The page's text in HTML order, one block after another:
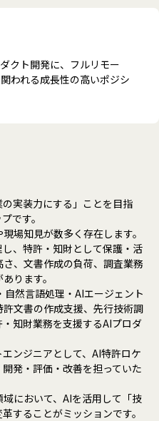
クト開発に、フルリモー
われる成長性の高いポジシ
実装力にする」ことを目指
です。
場知見が数多く存在します。
、特許・知財として保護・活
、文書作成の負荷、調査業務
ります。
然言語処理・AIエージェント
文書の作成支援、先行技術調
知財業務を支援するAIプロダ
ンジニアとして、AI特許ロケ
発・評価・改善を担っていた
において、AIを活用して「技
することがミッションです。